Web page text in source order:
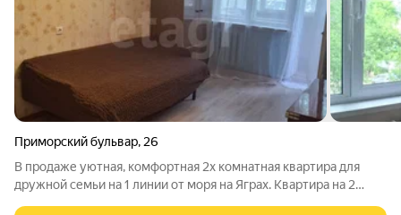
Приморский бульвар, 26
В продаже уютная, комфортная 2х комнатная квартира для
дружной семьи на 1 линии от моря на Яграх. Квартира на 2